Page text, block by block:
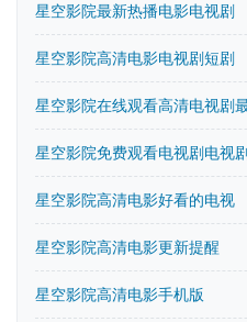
星空影院最新热播电影电视剧
星空影院高清电影电视剧短剧
星空影院在线观看高清电视剧
星空影院免费观看电视剧电视
星空影院高清电影好看的电视
星空影院高清电影更新提醒
星空影院高清电影手机版